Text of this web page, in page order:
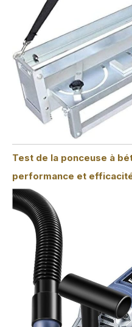
Test de la ponceuse à
performance et